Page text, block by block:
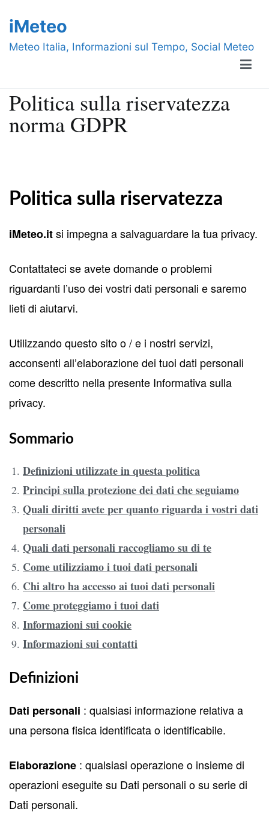
contenuto
iMeteo
Meteo Italia, Informazioni sul Tempo, Social Meteo
Politica sulla riservatezza
norma GDPR
Politica sulla riservatezza
iMeteo.itsi impegna a salvaguardare la tua privacy.
Contattateci se avete domande o problemi
riguardanti l’uso dei vostri dati personali e saremo
lieti di aiutarvi.
Utilizzando questo sito o / e i nostri servizi,
acconsenti all’elaborazione dei tuoi dati personali
come descritto nella presente Informativa sulla
privacy.
Sommario
Definizioni utilizzate in questa politica
Principi sulla protezione dei dati che seguiamo
Quali diritti avete per quanto riguarda i vostri dati
personali
Quali dati personali raccogliamo su di te
Come utilizziamo i tuoi dati personali
Chi altro ha accesso ai tuoi dati personali
Come proteggiamo i tuoi dati
Informazioni sui cookie
Informazioni sui contatti
Definizioni
Dati personali : qualsiasi informazione relativa a
una persona fisica identificata o identificabile.
Elaborazione : qualsiasi operazione o insieme di
operazioni eseguite su Dati personali o su serie di
Dati personali.